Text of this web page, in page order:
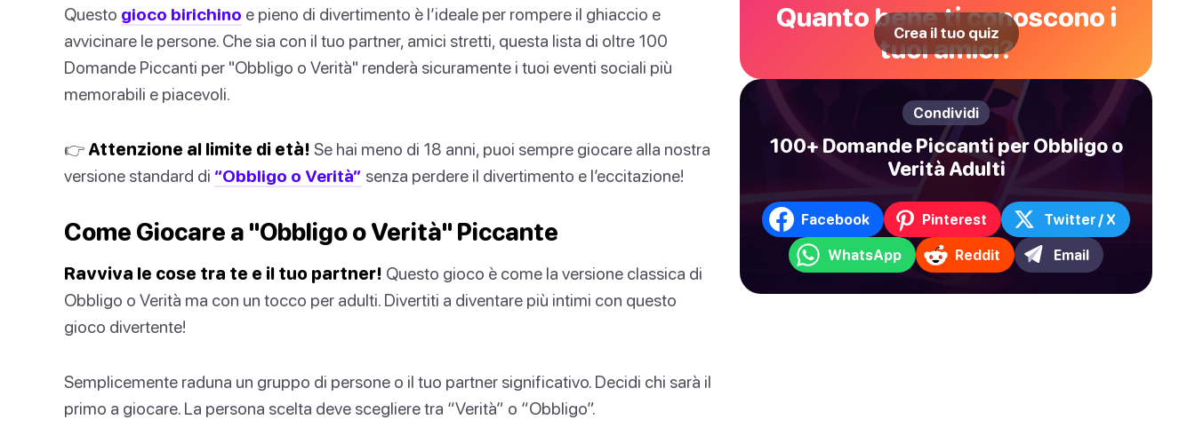
Questo gioco birichino e pieno di divertimento è l’ideale per rompere il ghiaccio e
avvicinare le persone. Che sia con il tuo partner, amici stretti, questa lista di oltre 100
Domande Piccanti per "Obbligo o Verità" renderà sicuramente i tuoi eventi sociali più
memorabili e piacevoli.
👉 Attenzione al limite di età! Se hai meno di 18 anni, puoi sempre giocare alla nostra
versione standard di “Obbligo o Verità” senza perdere il divertimento e l’eccitazione!
Come Giocare a "Obbligo o Verità" Piccante
Ravviva le cose tra te e il tuo partner! Questo gioco è come la versione classica di
Obbligo o Verità ma con un tocco per adulti. Divertiti a diventare più intimi con questo
gioco divertente!
Semplicemente raduna un gruppo di persone o il tuo partner significativo. Decidi chi sarà il
primo a giocare. La persona scelta deve scegliere tra “Verità” o “Obbligo”.
Quanto bene ti conoscono i
tuoi amici?
Crea il tuo quiz
Condividi
100+ Domande Piccanti per Obbligo o
Verità Adulti
Facebook Pinterest Twitter / X
WhatsApp Reddit Email